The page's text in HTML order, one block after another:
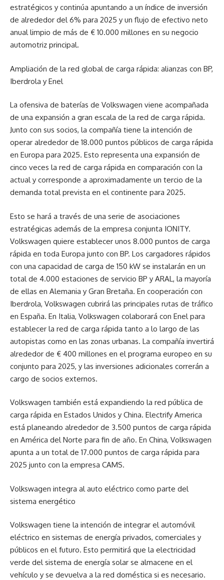
estratégicos y continúa apuntando a un índice de inversión
de alrededor del 6% para 2025 y un flujo de efectivo neto
anual limpio de más de € 10.000 millones en su negocio
automotriz principal.
Ampliación de la red global de carga rápida: alianzas con BP,
Iberdrola y Enel
La ofensiva de baterías de Volkswagen viene acompañada
de una expansión a gran escala de la red de carga rápida.
Junto con sus socios, la compañía tiene la intención de
operar alrededor de 18.000 puntos públicos de carga rápida
en Europa para 2025. Esto representa una expansión de
cinco veces la red de carga rápida en comparación con la
actual y corresponde a aproximadamente un tercio de la
demanda total prevista en el continente para 2025.
Esto se hará a través de una serie de asociaciones
estratégicas además de la empresa conjunta IONITY.
Volkswagen quiere establecer unos 8.000 puntos de carga
rápida en toda Europa junto con BP. Los cargadores rápidos
con una capacidad de carga de 150 kW se instalarán en un
total de 4.000 estaciones de servicio BP y ARAL, la mayoría
de ellas en Alemania y Gran Bretaña. En cooperación con
Iberdrola, Volkswagen cubrirá las principales rutas de tráfico
en España. En Italia, Volkswagen colaborará con Enel para
establecer la red de carga rápida tanto a lo largo de las
autopistas como en las zonas urbanas. La compañía invertirá
alrededor de € 400 millones en el programa europeo en su
conjunto para 2025, y las inversiones adicionales correrán a
cargo de socios externos.
Volkswagen también está expandiendo la red pública de
carga rápida en Estados Unidos y China. Electrify America
está planeando alrededor de 3.500 puntos de carga rápida
en América del Norte para fin de año. En China, Volkswagen
apunta a un total de 17.000 puntos de carga rápida para
2025 junto con la empresa CAMS.
Volkswagen integra al auto eléctrico como parte del
sistema energético
Volkswagen tiene la intención de integrar el automóvil
eléctrico en sistemas de energía privados, comerciales y
públicos en el futuro. Esto permitirá que la electricidad
verde del sistema de energía solar se almacene en el
vehículo y se devuelva a la red doméstica si es necesario.